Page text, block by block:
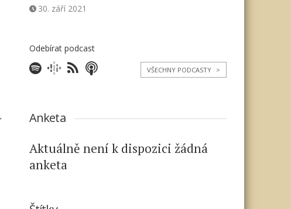
30. září 2021
Odebírat podcast
VŠECHNY PODCASTY >
Anketa
Aktuálně není k dispozici žádná
anketa